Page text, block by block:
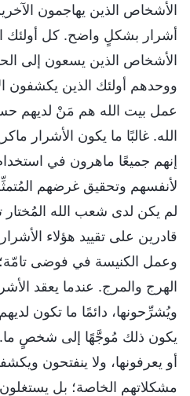
الأشخاص الذين يهاجمون
أشرار بشكلٍ واضح. كل أولئك
الأشخاص الذين يسعون إلى
ووحدهم أولئك الذين يكشفون
عمل بيت الله هم مَنْ لديهم
الله. غالبًا ما يكون الأشرار
إنهم جميعًا ماهرون في استخدام
لأنفسهم وتحقيق غرضهم
لم يكن لدى شعب الله المُختار
قادرين على تقييد هؤلاء
وعمل الكنيسة في فوضى
الهرج والمرج. عندما يعقد
ويُشرِّحونها، دائمًا ما تكون
يكون ذلك مُوجَّهًا إلى شخصٍ ما.
أو يعرفونها، ولا ينفتحون
مشكلاتهم الخاصة؛ بل